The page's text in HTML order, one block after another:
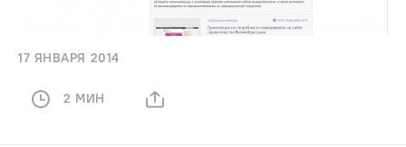
17 ЯНВАРЯ 2014
2 МИН